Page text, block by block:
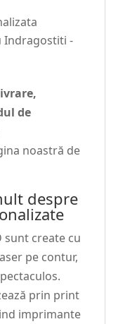
Indragostiti -
de
noastră de
despre
sunt create cu
pe contur,
prin print
imprimante